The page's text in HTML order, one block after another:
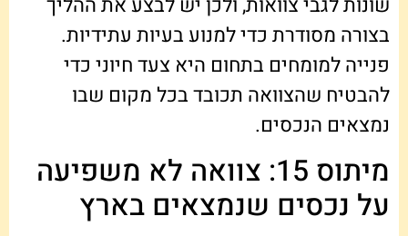
בצורה מסודרת כדי למנוע בעיות עתידיות.
פנייה למומחים בתחום היא צעד חיוני כדי
להבטיח שהצוואה תכובד בכל מקום שבו
נמצאים הנכסים.
מיתוס 15: צוואה לא משפיעה
על נכסים שנמצאים בארץ